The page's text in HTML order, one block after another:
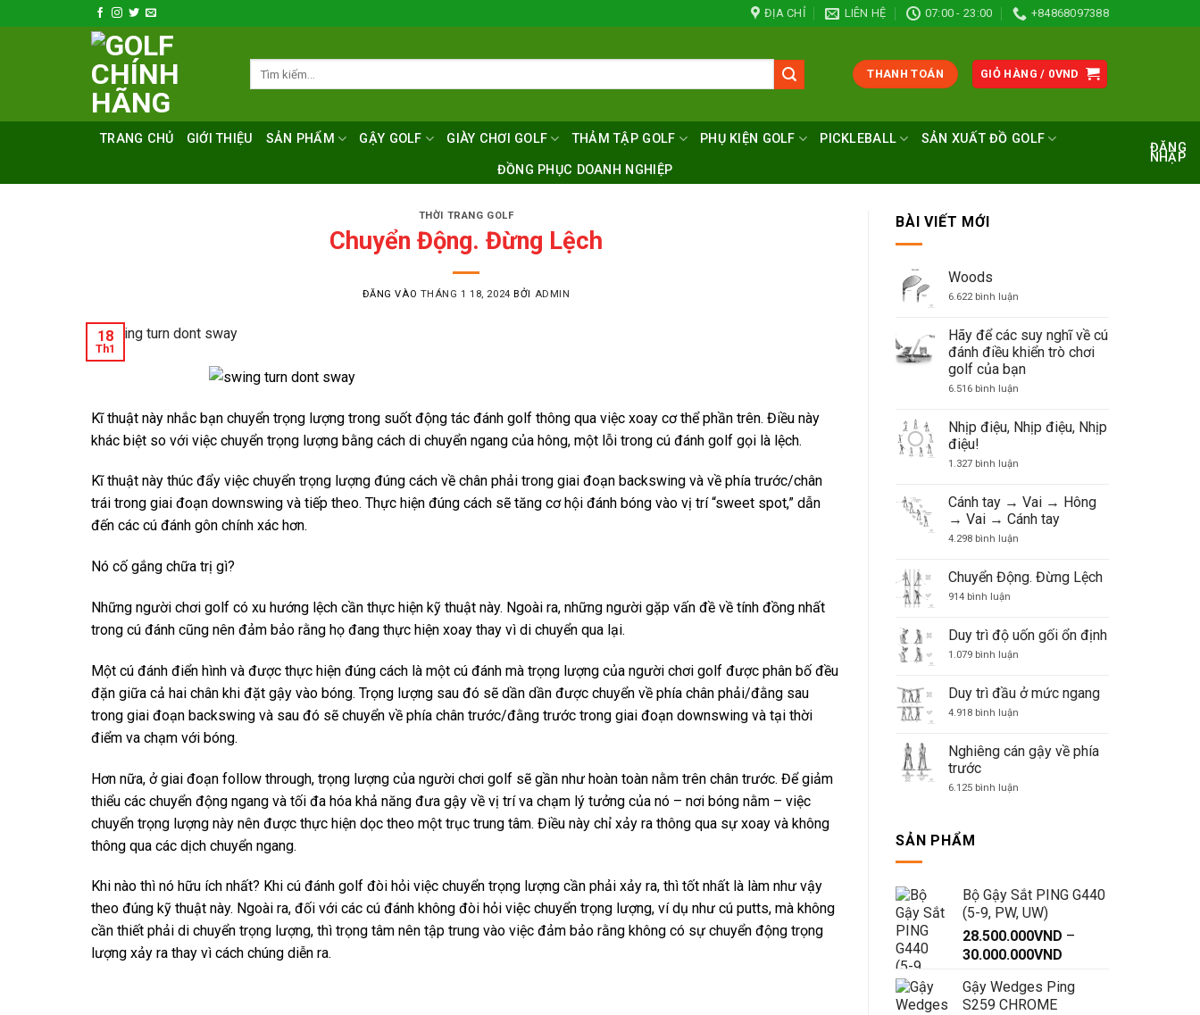
qua
ĐỊA CHỈ LIÊN HỆ 07:00 - 23:00 +84868097388
THANH TOÁN GIỎ HÀNG / 0VND
TRANG CHỦ GIỚI THIỆU SẢN PHẨM GẬY GOLF GIÀY CHƠI GOLF THẢM TẬP GOLF PHỤ KIỆN GOLF PICKLEBALL SẢN XUẤT ĐỒ GOLF
ĐỒNG PHỤC DOANH NGHIỆP
ĐĂNG
NHẬP
THỜI TRANG GOLF
Chuyển Động. Đừng Lệch
ĐĂNG VÀO THÁNG 1 18, 2024 BỞI ADMIN
18
Th1
Kĩ thuật này nhắc bạn chuyển trọng lượng trong suốt động tác đánh golf thông qua việc xoay cơ thể phần trên. Điều này
khác biệt so với việc chuyển trọng lượng bằng cách di chuyển ngang của hông, một lỗi trong cú đánh golf gọi là lệch.
Kĩ thuật này thúc đẩy việc chuyển trọng lượng đúng cách về chân phải trong giai đoạn backswing và về phía trước/chân
trái trong giai đoạn downswing và tiếp theo. Thực hiện đúng cách sẽ tăng cơ hội đánh bóng vào vị trí “sweet spot,” dẫn
đến các cú đánh gôn chính xác hơn.
Nó cố gắng chữa trị gì?
Những người chơi golf có xu hướng lệch cần thực hiện kỹ thuật này. Ngoài ra, những người gặp vấn đề về tính đồng nhất
trong cú đánh cũng nên đảm bảo rằng họ đang thực hiện xoay thay vì di chuyển qua lại.
Một cú đánh điển hình và được thực hiện đúng cách là một cú đánh mà trọng lượng của người chơi golf được phân bố đều
đặn giữa cả hai chân khi đặt gậy vào bóng. Trọng lượng sau đó sẽ dần dần được chuyển về phía chân phải/đằng sau
trong giai đoạn backswing và sau đó sẽ chuyển về phía chân trước/đằng trước trong giai đoạn downswing và tại thời
điểm va chạm với bóng.
Hơn nữa, ở giai đoạn follow through, trọng lượng của người chơi golf sẽ gần như hoàn toàn nằm trên chân trước. Để giảm
thiểu các chuyển động ngang và tối đa hóa khả năng đưa gậy về vị trí va chạm lý tưởng của nó – nơi bóng nằm – việc
chuyển trọng lượng này nên được thực hiện dọc theo một trục trung tâm. Điều này chỉ xảy ra thông qua sự xoay và không
thông qua các dịch chuyển ngang.
Khi nào thì nó hữu ích nhất? Khi cú đánh golf đòi hỏi việc chuyển trọng lượng cần phải xảy ra, thì tốt nhất là làm như vậy
theo đúng kỹ thuật này. Ngoài ra, đối với các cú đánh không đòi hỏi việc chuyển trọng lượng, ví dụ như cú putts, mà không
cần thiết phải di chuyển trọng lượng, thì trọng tâm nên tập trung vào việc đảm bảo rằng không có sự chuyển động trọng
lượng xảy ra thay vì cách chúng diễn ra.
BÀI VIẾT MỚI
Woods
6.622 bình luận
Hãy để các suy nghĩ về cú
đánh điều khiển trò chơi
golf của bạn
6.516 bình luận
các
suy
khiển
trò
chơi
Nhịp điệu, Nhịp điệu, Nhịp
điệu!
1.327 bình luận
Nhịp
điệu,
Nhịp
Cánh tay → Vai → Hông
→ Vai → Cánh tay
4.298 bình luận
→
Vai
Vai
→
Chuyển Động. Đừng Lệch
914 bình luận
Đừng
Lệch
Duy trì độ uốn gối ổn định
1.079 bình luận
độ
uốn
Duy trì đầu ở mức ngang
4.918 bình luận
đầu
ở
Nghiêng cán gậy về phía
trước
6.125 bình luận
SẢN PHẨM
Bộ Gậy Sắt PING G440
(5-9, PW, UW)
28.500.000VND –
30.000.000VND
từ
Gậy Wedges Ping
S259 CHROME